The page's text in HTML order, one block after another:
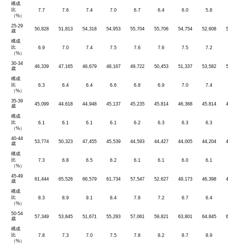
構成
比
（%）
7.7 7.6 7.4 7.0 6.7 6.4 6.0 5.8
25-29
歳
50,828 51,813 54,318 54,953 55,704 55,706 54,754 52,608
構成
比
（%）
6.9 7.0 7.4 7.5 7.6 7.6 7.5 7.2
30-34
歳
46,339 47,165 46,679 48,167 49,722 50,453 51,337 53,582
構成
比
（%）
6.3 6.4 6.4 6.6 6.8 6.9 7.0 7.4
35-39
歳
45,099 44,618 44,948 45,137 45,235 45,814 46,368 45,814
構成
比
（%）
6.1 6.1 6.1 6.1 6.2 6.3 6.3 6.3
40-44
歳
53,774 50,323 47,455 45,539 44,593 44,427 44,005 44,204
構成
比
（%）
7.3 6.8 6.5 6.2 6.1 6.1 6.0 6.1
45-49
歳
61,444 65,526 66,579 61,734 57,547 52,627 49,173 46,398
構成
比
（%）
8.3 8.9 9.1 8.4 7.8 7.2 6.7 6.4
50-54
歳
57,349 53,845 51,671 55,293 57,061 59,821 63,801 64,845
構成
比
（%）
7.8 7.3 7.0 7.5 7.8 8.2 8.7 8.9